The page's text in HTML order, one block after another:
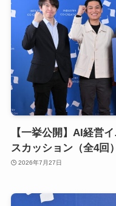
【一挙公開】AI経営
スカッション（全4回）
2026年7月27日